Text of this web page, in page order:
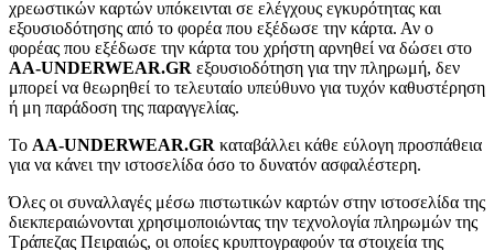
χρεωστικών καρτών υπόκεινται σε ελέγχους εγκυρότητας και
εξουσιοδότησης από το φορέα που εξέδωσε την κάρτα. Αν ο
φορέας που εξέδωσε την κάρτα του χρήστη αρνηθεί να δώσει στο
AA-UNDERWEAR.GR εξουσιοδότηση για την πληρωμή, δεν
μπορεί να θεωρηθεί το τελευταίο υπεύθυνο για τυχόν καθυστέρηση
ή μη παράδοση της παραγγελίας.
Το AA-UNDERWEAR.GR καταβάλλει κάθε εύλογη προσπάθεια
για να κάνει την ιστοσελίδα όσο το δυνατόν ασφαλέστερη.
Όλες οι συναλλαγές μέσω πιστωτικών καρτών στην ιστοσελίδα της
διεκπεραιώνονται χρησιμοποιώντας την τεχνολογία πληρωμών της
Τράπεζας Πειραιώς, οι οποίες κρυπτογραφούν τα στοιχεία της